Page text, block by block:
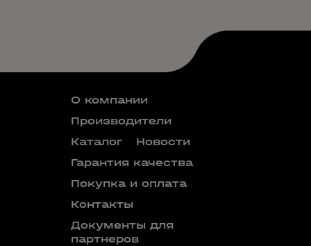
О компании
Производители
Каталог
Новости
Гарантия качества
Покупка и оплата
Контакты
Документы для
партнеров